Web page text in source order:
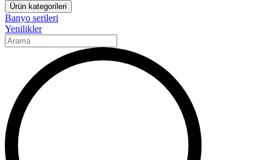
Ürün kategorileri
Banyo serileri
Yenilikler